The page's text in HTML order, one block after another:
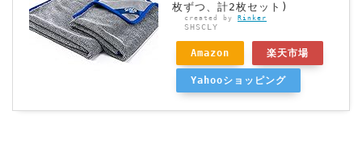
枚ずつ、計2枚セット)
created by Rinker
SHSCLY
Amazon 楽天市場
Yahooショッピング